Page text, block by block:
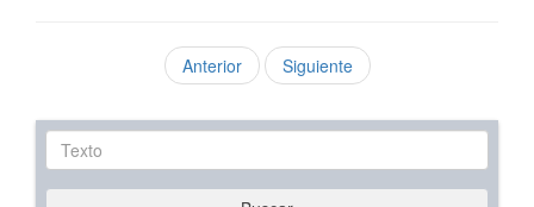
Anterior Siguiente
Texto